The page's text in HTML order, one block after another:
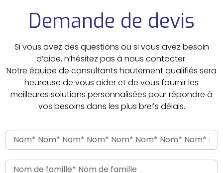
Demande de devis
Si vous avez des questions ou si vous avez besoin
d’aide, n’hésitez pas à nous contacter.
Notre équipe de consultants hautement qualifiés sera
heureuse de vous aider et de vous fournir les
meilleures solutions personnalisées pour répondre à
vos besoins dans les plus brefs délais.